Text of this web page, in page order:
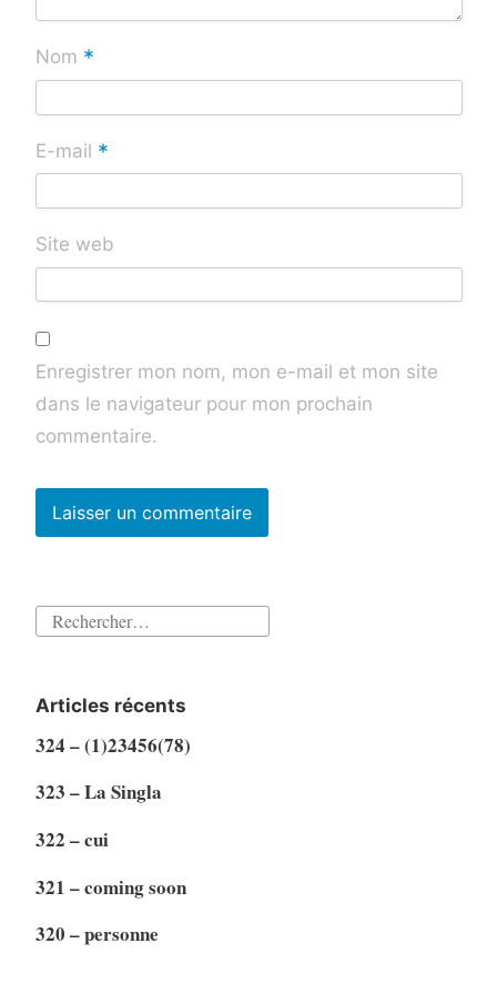
Nom *
E-mail *
Site web
Enregistrer mon nom, mon e-mail et mon site
dans le navigateur pour mon prochain
commentaire.
Rechercher :
Articles récents
324 – (1)23456(78)
323 – La Singla
322 – cui
321 – coming soon
320 – personne